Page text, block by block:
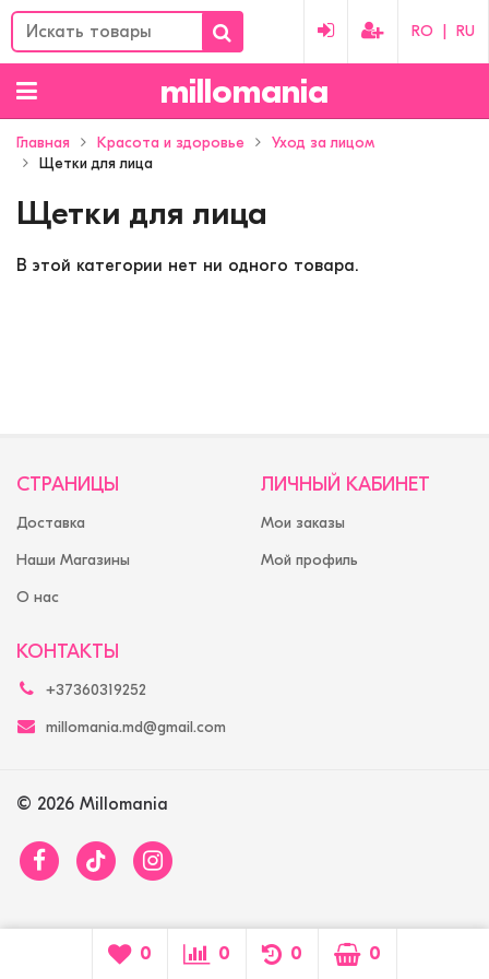
RO RU
millomania
Главная Красота и здоровье
Уход за лицом
Щетки для лица
Щетки для лица
В этой категории нет ни одного товара.
СТРАНИЦЫ
Доставка
Наши Магазины
О нас
ЛИЧНЫЙ КАБИНЕТ
Мои заказы
Мой профиль
КОНТАКТЫ
+37360319252
millomania.md@gmail.com
© 2026 Millomania
0 0 0 0